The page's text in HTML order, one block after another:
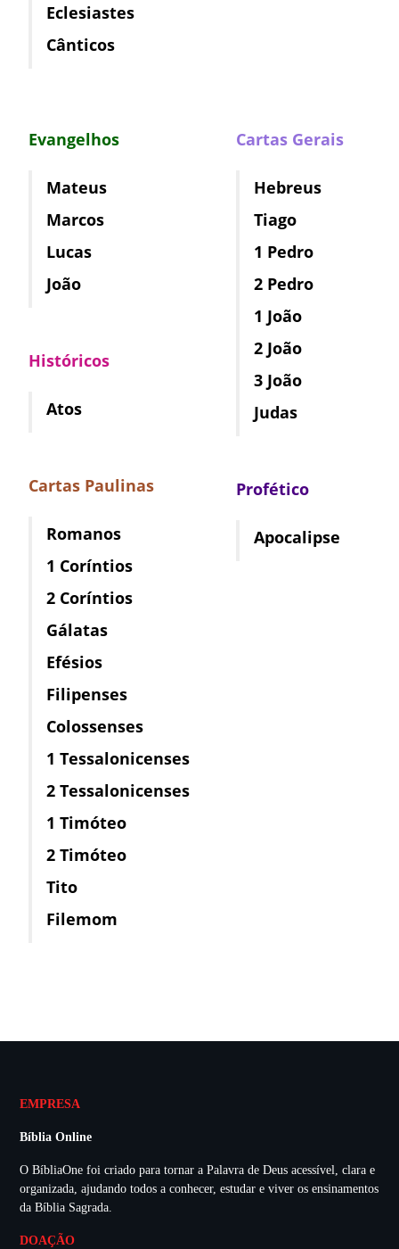
Eclesiastes
Cânticos
Evangelhos
Mateus
Marcos
Lucas
João
Históricos
Atos
Cartas Paulinas
Romanos
1 Coríntios
2 Coríntios
Gálatas
Efésios
Filipenses
Colossenses
1 Tessalonicenses
2 Tessalonicenses
1 Timóteo
2 Timóteo
Tito
Filemom
Cartas Gerais
Hebreus
Tiago
1 Pedro
2 Pedro
1 João
2 João
3 João
Judas
Profético
Apocalipse
EMPRESA
Bíblia Online
O BíbliaOne foi criado para tornar a Palavra de Deus acessível, clara e
organizada, ajudando todos a conhecer, estudar e viver os ensinamentos
da Bíblia Sagrada.
DOAÇÃO